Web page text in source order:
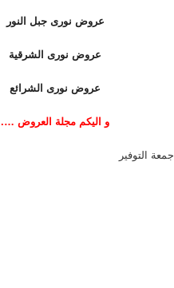
عروض نورى جبل النور
عروض نورى الشرقية
عروض نورى الشرائع
و اليكم مجلة العروض ….